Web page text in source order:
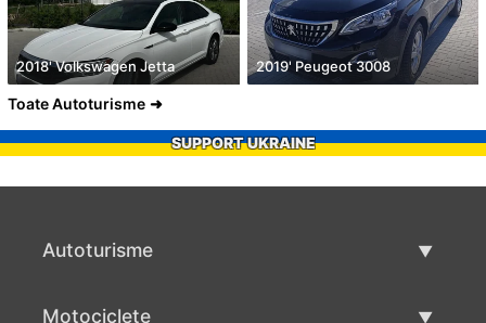
2018' Volkswagen Jetta 2019' Peugeot 3008
Toate Autoturisme
SUPPORT UKRAINE
Autoturisme
Motociclete